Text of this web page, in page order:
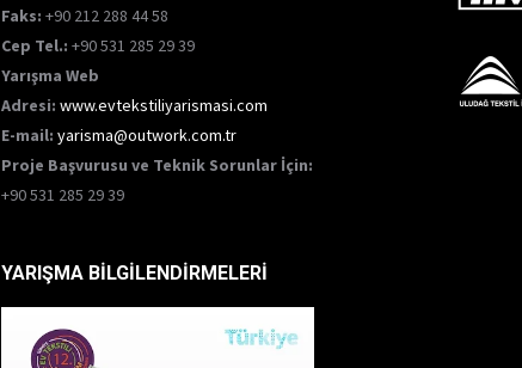
Faks: +90 212 288 44 58
Cep Tel.: +90 531 285 29 39
Yarışma Web
Adresi: www.evtekstiliyarismasi.com
E-mail: yarisma@outwork.com.tr
Proje Başvurusu ve Teknik Sorunlar İçin:
+90 531 285 29 39
YARIŞMA BİLGİLENDİRMELERİ